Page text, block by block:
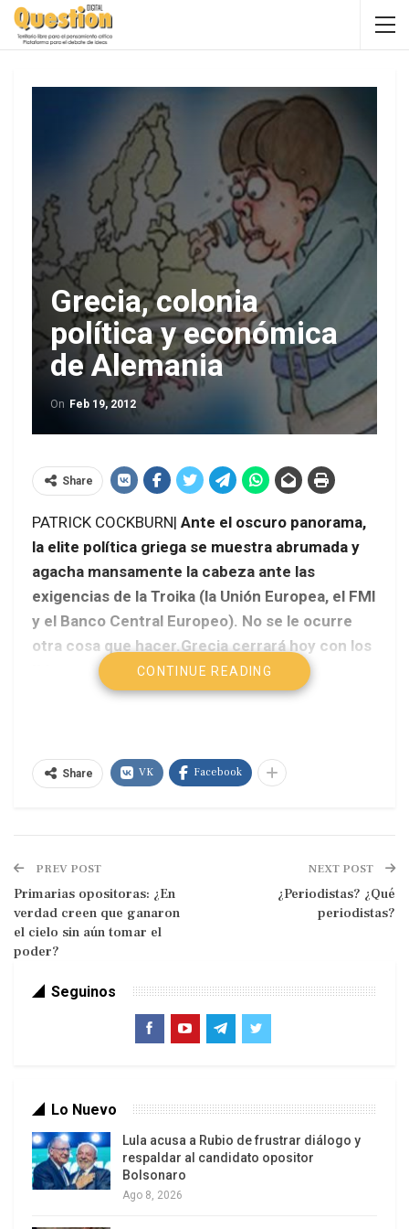
Grecia, colonia
política y económica
de Alemania
On Feb 19, 2012
Share
PATRICK COCKBURN| Ante el oscuro panorama,
la elite política griega se muestra abrumada y
agacha mansamente la cabeza ante las
exigencias de la Troika (la Unión Europea, el FMI
y el Banco Central Europeo). No se le ocurre
otra cosa que hacer.Grecia cerrará hoy con los
líderes de la Eurozona un acuerdo en el que
cederá gran parte de su independencia. El país
tendrá lo suyo para decir en todo, desde la
elección del primer ministro a los tipos de
compuestos de 130 mil en préstamos frescos y
100 mil millones en bonos de la deuda griega
privada que serán condonados, Grecia podrá
pagar su deuda. Pero el dinero no está destinado
CONTINUE READING
Share VK Facebook
PREV POST
Primarias opositoras: ¿En
verdad creen que ganaron
el cielo sin aún tomar el
poder?
NEXT POST
¿Periodistas? ¿Qué
periodistas?
Seguinos
Lo Nuevo
Lula acusa a Rubio de frustrar diálogo y
respaldar al candidato opositor
Bolsonaro
Ago 8, 2026